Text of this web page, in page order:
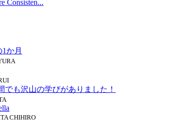
Consisten...
1か月
でも沢山の学びがありました！
CHIHIRO